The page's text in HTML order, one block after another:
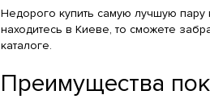
Недорого купить самую лучшую
находитесь в Киеве, то сможете
каталоге.
Преимущества